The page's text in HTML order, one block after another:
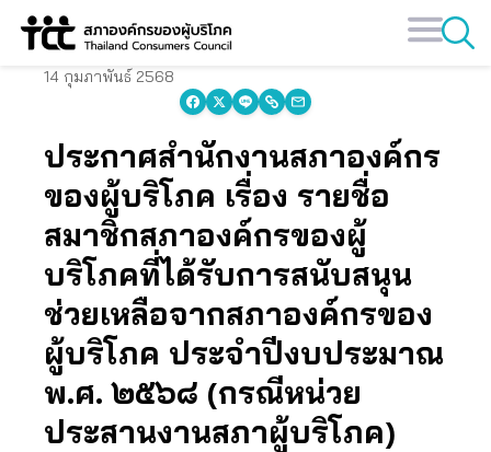
Skip
14 กุมภาพันธ์ 2568
ประกาศสํานักงานสภาองค์กร
ของผู้บริโภค เรื่อง รายชื่อ
สมาชิกสภาองค์กรของผู้
บริโภคที่ได้รับการสนับสนุน
ช่วยเหลือจากสภาองค์กรของ
ผู้บริโภค ประจําปีงบประมาณ
พ.ศ. ๒๕๖๘ (กรณีหน่วย
ประสานงานสภาผู้บริโภค)